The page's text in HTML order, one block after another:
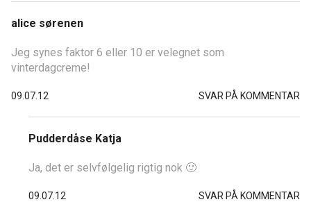
alice sørenen
Jeg synes faktor 6 eller 10 er velegnet som
vinterdagcreme!
09.07.12 SVAR PÅ KOMMENTAR
Pudderdåse Katja
Ja, det er selvfølgelig rigtig nok 🙂
09.07.12 SVAR PÅ KOMMENTAR